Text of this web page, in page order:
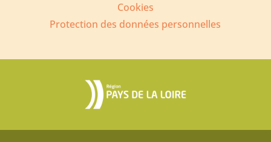
Cookies
Protection des données personnelles